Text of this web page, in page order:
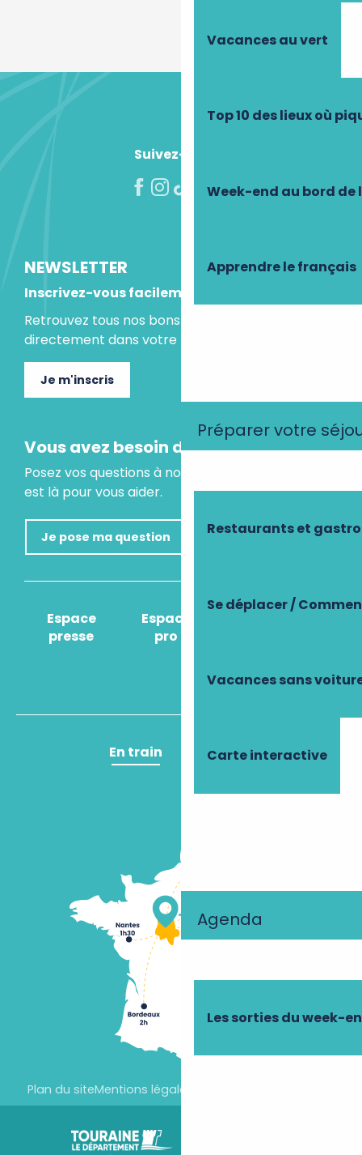
Vacances au vert
Top 10 des lieux où
Week-end au bord de
Apprendre le français
Préparer votre
Restaurants et
Se déplacer /
Vacances sans
Carte interactive
Agenda
Les sorties du week-
Suivez-nous !
NEWSLETTER
Inscrivez-vous facilement
Retrouvez tous nos bons plans et idées séjours
directement dans votre boite mail.
Je m'inscris
Vous avez besoin d'un conseil ?
Posez vos questions à notre assistant virtuel, il
est là pour vous aider.
Je pose ma question
Espace
presse
Espace
pro
Comment venir
En train En avion
Plan du siteMentions légales